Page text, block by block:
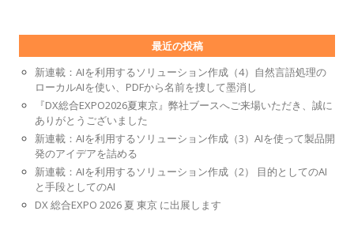
最近の投稿
新連載：AIを利用するソリューション作成（4）自然言語処理の
ローカルAIを使い、PDFから名前を捜して墨消し
『DX総合EXPO2026夏東京』弊社ブースへご来場いただき、誠に
ありがとうございました
新連載：AIを利用するソリューション作成（3）AIを使って製品開
発のアイデアを詰める
新連載：AIを利用するソリューション作成（2） 目的としてのAI
と手段としてのAI
DX 総合EXPO 2026 夏 東京 に出展します